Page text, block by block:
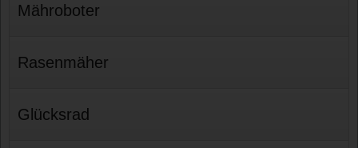
Mähroboter
Rasenmäher
Glücksrad